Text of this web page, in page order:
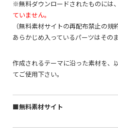
※無料ダウンロードされたものには、
ていません。
（無料素材サイトの再配布禁止の規
あらかじめ入っているパーツはその
作成されるテーマに沿った素材を、
てご使用下さい。
■無料素材サイト